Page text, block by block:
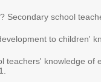
Secondary school
to children'
teachers' knowledge of